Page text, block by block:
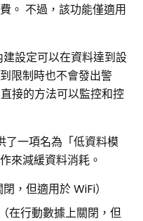
。 不過，該功能僅適用
設定可以在資料達到設
限制時也不會發出警
接的方法可以監控和控
了一項名為「低資料模
來減緩資料消耗。
，但適用於 WiFi）
在行動數據上關閉，但